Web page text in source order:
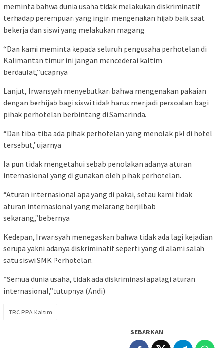
meminta bahwa dunia usaha tidak melakukan diskriminatif
terhadap perempuan yang ingin mengenakan hijab baik saat
bekerja dan siswi yang melakukan magang.
“Dan kami meminta kepada seluruh pengusaha perhotelan di
Kalimantan timur ini jangan mencederai kaltim
berdaulat,”ucapnya
Lanjut, Irwansyah menyebutkan bahwa mengenakan pakaian
dengan berhijab bagi siswi tidak harus menjadi persoalan bagi
pihak perhotelan berbintang di Samarinda.
“Dan tiba-tiba ada pihak perhotelan yang menolak pkl di hotel
tersebut,”ujarnya
Ia pun tidak mengetahui sebab penolakan adanya aturan
internasional yang di gunakan oleh pihak perhotelan.
“Aturan internasional apa yang di pakai, setau kami tidak
aturan internasional yang melarang berjilbab
sekarang,”bebernya
Kedepan, Irwansyah menegaskan bahwa tidak ada lagi kejadian
serupa yakni adanya diskriminatif seperti yang di alami salah
satu siswi SMK Perhotelan.
“Semua dunia usaha, tidak ada diskriminasi apalagi aturan
internasional,”tutupnya (Andi)
TRC PPA Kaltim
SEBARKAN